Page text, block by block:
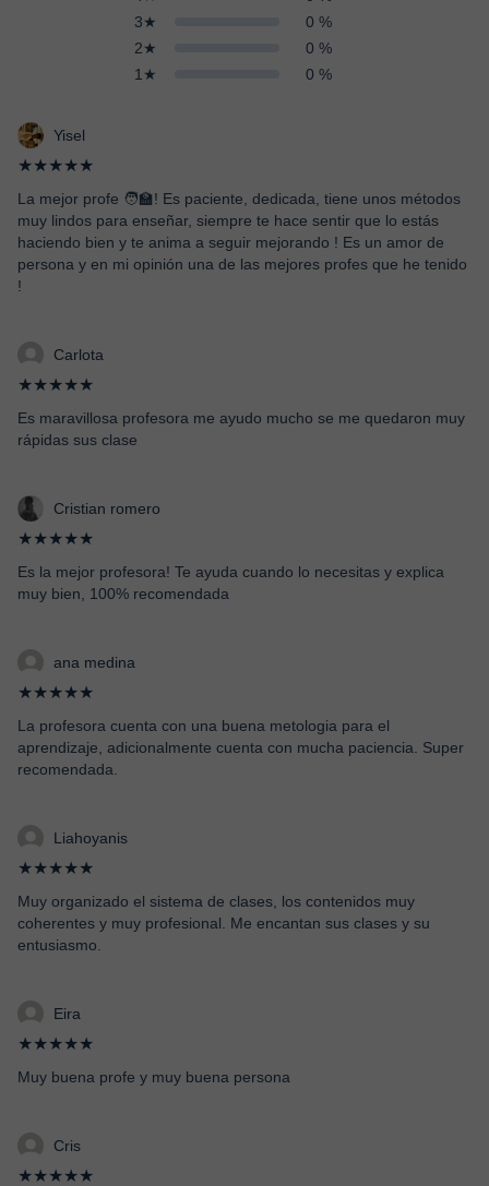
3★
0 %
2★
0 %
1★
0 %
Yisel
★★★★★
La mejor profe 🧑‍🏫! Es paciente, dedicada, tiene unos métodos
muy lindos para enseñar, siempre te hace sentir que lo estás
haciendo bien y te anima a seguir mejorando ! Es un amor de
persona y en mi opinión una de las mejores profes que he tenido
!
Carlota
★★★★★
Es maravillosa profesora me ayudo mucho se me quedaron muy
rápidas sus clase
Cristian romero
★★★★★
Es la mejor profesora! Te ayuda cuando lo necesitas y explica
muy bien, 100% recomendada
ana medina
★★★★★
La profesora cuenta con una buena metologia para el
aprendizaje, adicionalmente cuenta con mucha paciencia. Super
recomendada.
Liahoyanis
★★★★★
Muy organizado el sistema de clases, los contenidos muy
coherentes y muy profesional. Me encantan sus clases y su
entusiasmo.
Eira
★★★★★
Muy buena profe y muy buena persona
Cris
★★★★★